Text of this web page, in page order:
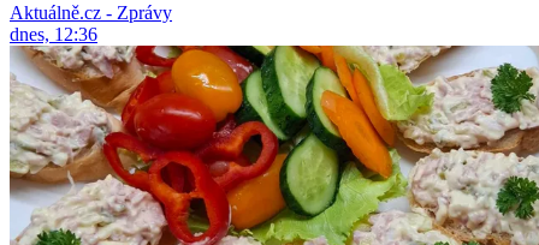
Aktuálně.cz - Zprávy
dnes, 12:36